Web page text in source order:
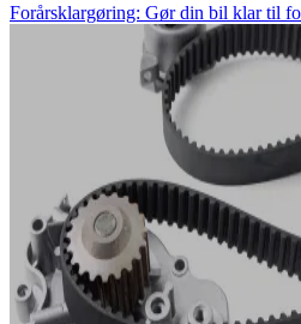
Forårsklargøring: Gør din bil klar til